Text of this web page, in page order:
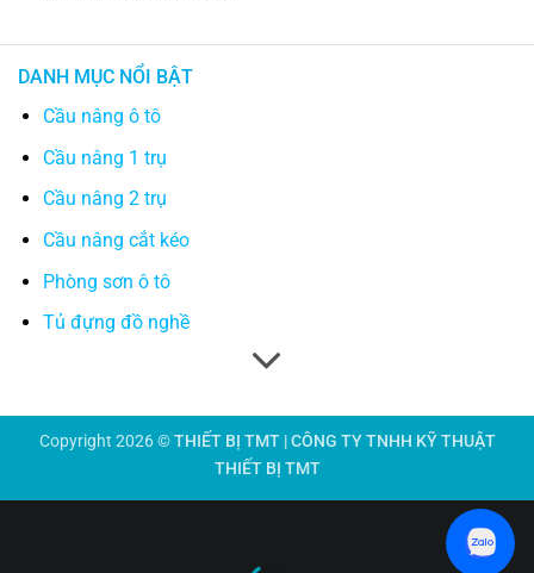
DANH MỤC NỔI BẬT
Cầu nâng ô tô
Cầu nâng 1 trụ
Cầu nâng 2 trụ
Cầu nâng cắt kéo
Phòng sơn ô tô
Tủ đựng đồ nghề
Copyright 2026 ©THIẾT BỊ TMT | CÔNG TY TNHH KỸ THUẬT
THIẾT BỊ TMT